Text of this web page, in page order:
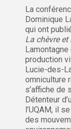
La
Dominique
qui ont
La chèvre et
production
Lucie-des-
omniculture
s’affiche de
Détenteur
l’UQAM, il
des